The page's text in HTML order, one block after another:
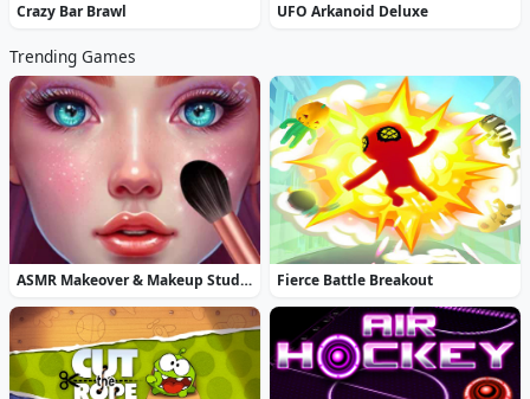
Crazy Bar Brawl UFO Arkanoid Deluxe
Trending Games
ASMR Makeover & Makeup Studio Fierce Battle Breakout